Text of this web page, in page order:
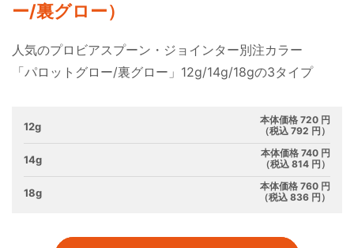
ー/裏グロー）
人気のプロビアスプーン・ジョインター別注カラー
「パロットグロー/裏グロー」12g/14g/18gの3タイプ
12g
本体価格 720 円
（税込 792 円）
14g
本体価格 740 円
（税込 814 円）
18g
本体価格 760 円
（税込 836 円）